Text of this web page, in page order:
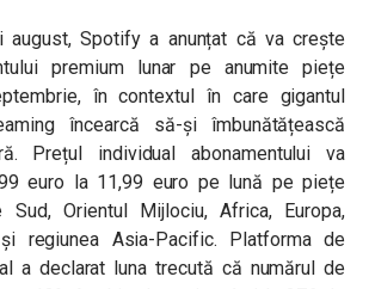
august, Spotify a anunțat că va crește
premium lunar pe anumite piețe
în contextul în care gigantul
încearcă să-și îmbunătățească
Prețul individual abonamentului va
euro la 11,99 euro pe lună pe piețe
Orientul Mijlociu, Africa, Europa,
regiunea Asia-Pacific. Platforma de
a declarat luna trecută că numărul de